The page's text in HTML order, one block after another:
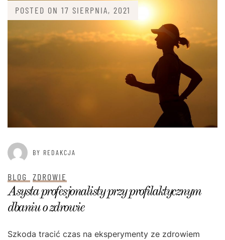
POSTED ON 17 SIERPNIA, 2021
BY REDAKCJA
BLOG ZDROWIE
Asysta profesjonalisty przy profilaktycznym
dbaniu o zdrowie
Szkoda tracić czas na eksperymenty ze zdrowiem